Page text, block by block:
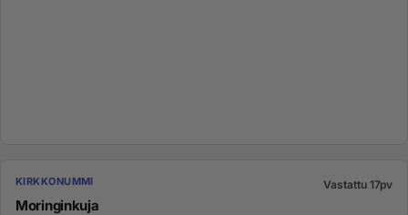
KIRKKONUMMI Vastattu 17pv
Moringinkuja